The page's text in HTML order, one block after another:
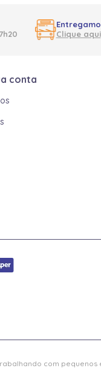
Clique aqui
conta
com pequenos